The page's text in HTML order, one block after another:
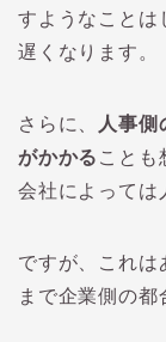
すようなことは
遅くなります。
さらに、
人事側
がかかる ことも
会社によっては
ですが、これは
まで企業側の都